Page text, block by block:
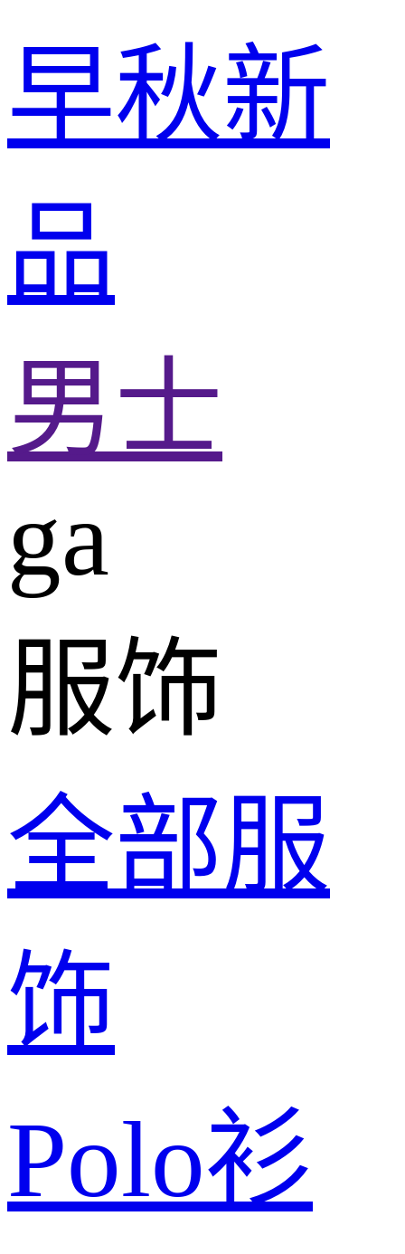
早秋新
品
男士
ga
服饰
全部服
饰
Polo衫